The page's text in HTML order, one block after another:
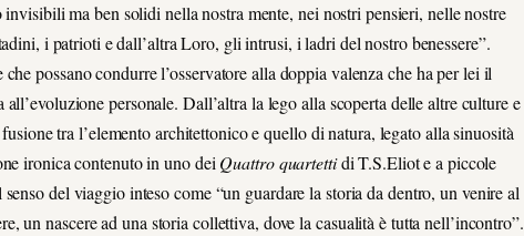
ma ben solidi nella nostra mente, nei nostri pensieri, nelle nostre
i patrioti e dall’altra Loro, gli intrusi, i ladri del nostro benessere”.
possano condurre l’osservatore alla doppia valenza che ha per lei il
personale. Dall’altra la lego alla scoperta delle altre culture e
tra l’elemento architettonico e quello di natura, legato alla sinuosità
ironica contenuto in uno deiQuattro quartettidi T.S.Eliot e a piccole
del viaggio inteso come “un guardare la storia da dentro, un venire al
un nascere ad una storia collettiva, dove la casualità è tutta nell’incontro”.